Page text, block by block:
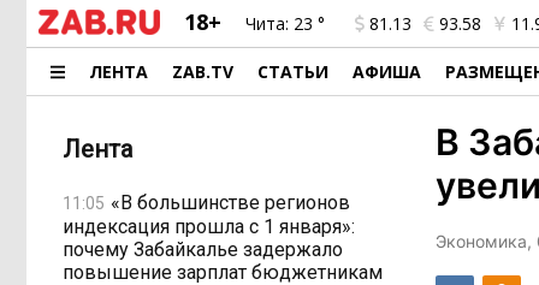
18+ Чита: 23 ° 81.13 93.58
ЛЕНТА ZAB.TV СТАТЬИ АФИША
Лента
11:05 «В большинстве регионов
индексация прошла с 1 января»:
почему Забайкалье задержало
повышение зарплат бюджетникам
В
Экономика,